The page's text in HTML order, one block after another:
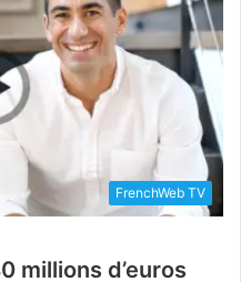
FrenchWeb TV
millions d’euros